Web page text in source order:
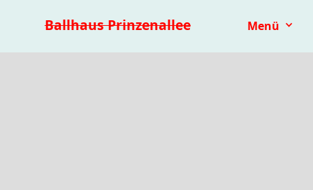
Ballhaus Prinzenallee Menü
Kinder- & Jugendtheater mit.mach.bühne